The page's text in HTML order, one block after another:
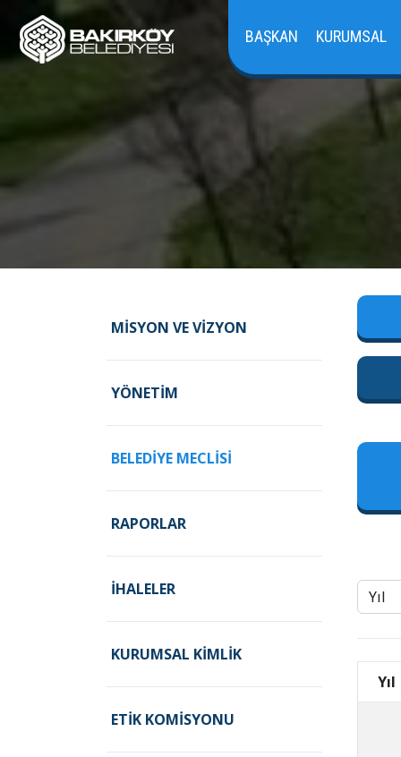
BAŞKAN KURUMSAL
MISYON VE VIZYON
YÖNETIM
BELEDIYE MECLISI
RAPORLAR
İHALELER
KURUMSAL KIMLIK
ETIK KOMISYONU
Yıl